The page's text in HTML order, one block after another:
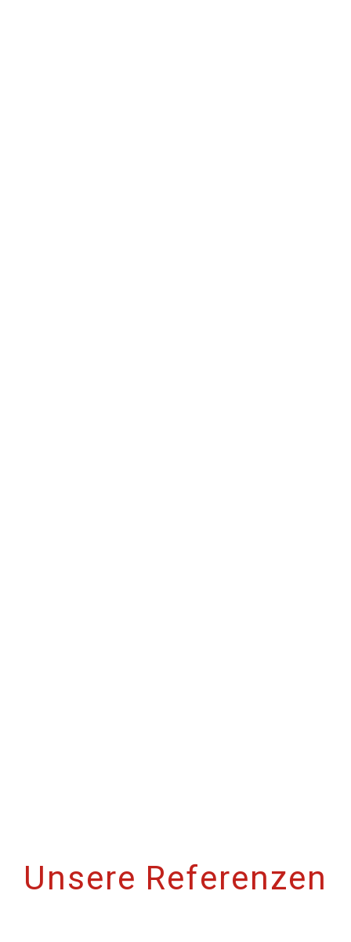
Unsere Referenzen